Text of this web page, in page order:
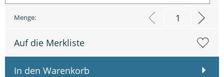
Menge:
Auf die Merkliste
In den Warenkorb